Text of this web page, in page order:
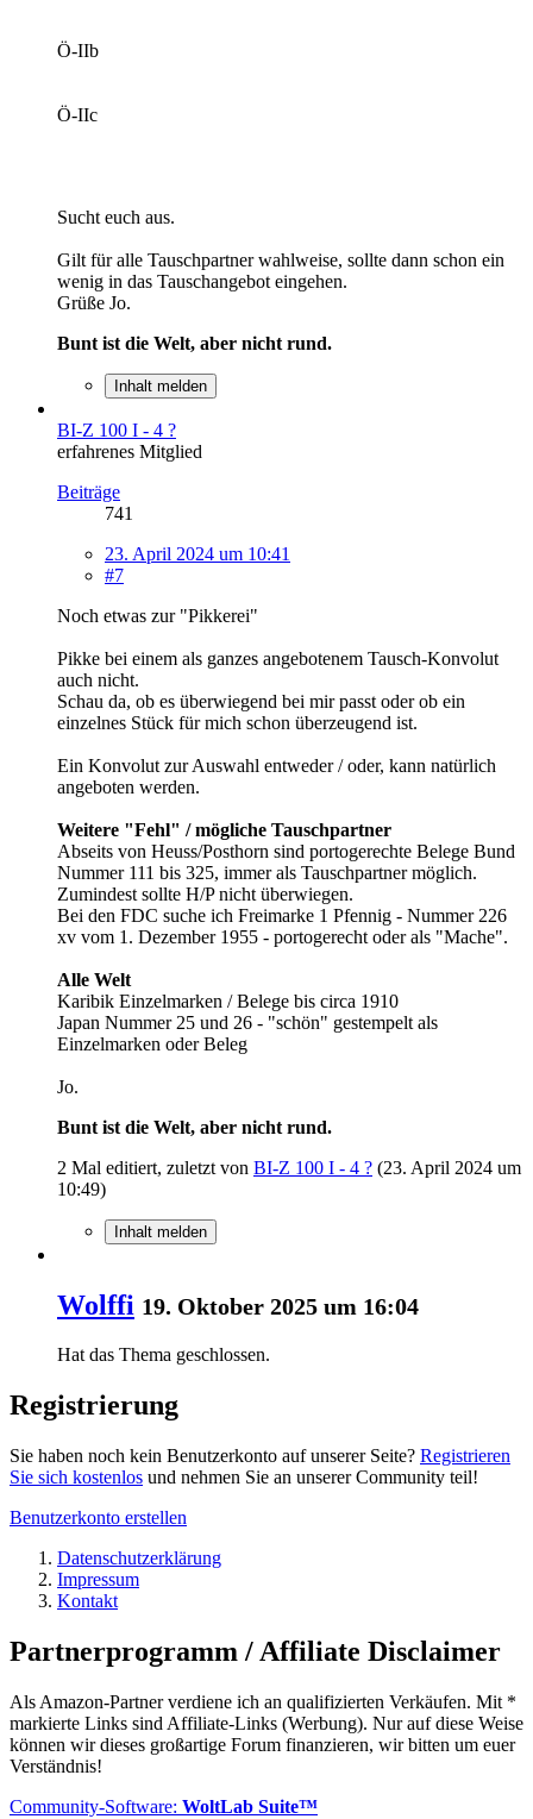
Ö-IIb
Ö-IIc
Sucht euch aus.
Gilt für alle Tauschpartner wahlweise, sollte dann schon ein
wenig in das Tauschangebot eingehen.
Grüße Jo.
Bunt ist die Welt, aber nicht rund.
Inhalt melden
BI-Z 100 I - 4 ?
erfahrenes Mitglied
Beiträge
741
23. April 2024 um 10:41
#7
Noch etwas zur "Pikkerei"
Pikke bei einem als ganzes angebotenem Tausch-Konvolut
auch nicht.
Schau da, ob es überwiegend bei mir passt oder ob ein
einzelnes Stück für mich schon überzeugend ist.
Ein Konvolut zur Auswahl entweder / oder, kann natürlich
angeboten werden.
Weitere "Fehl" / mögliche Tauschpartner
Abseits von Heuss/Posthorn sind portogerechte Belege Bund
Nummer 111 bis 325, immer als Tauschpartner möglich.
Zumindest sollte H/P nicht überwiegen.
Bei den FDC suche ich Freimarke 1 Pfennig - Nummer 226
xv vom 1. Dezember 1955 - portogerecht oder als "Mache".
Alle Welt
Karibik Einzelmarken / Belege bis circa 1910
Japan Nummer 25 und 26 - "schön" gestempelt als
Einzelmarken oder Beleg
Jo.
Bunt ist die Welt, aber nicht rund.
2 Mal editiert, zuletzt von BI-Z 100 I - 4 ? (23. April 2024 um
10:49)
Inhalt melden
Wolffi 19. Oktober 2025 um 16:04
Hat das Thema geschlossen.
Registrierung
Sie haben noch kein Benutzerkonto auf unserer Seite? Registrieren
Sie sich kostenlos und nehmen Sie an unserer Community teil!
Benutzerkonto erstellen
Datenschutzerklärung
Impressum
Kontakt
Partnerprogramm / Affiliate Disclaimer
Als Amazon-Partner verdiene ich an qualifizierten Verkäufen. Mit *
markierte Links sind Affiliate-Links (Werbung). Nur auf diese Weise
können wir dieses großartige Forum finanzieren, wir bitten um euer
Verständnis!
Community-Software: WoltLab Suite™